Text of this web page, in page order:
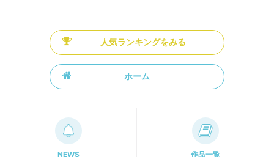
人気ランキングをみる
ホーム
NEWS 作品一覧